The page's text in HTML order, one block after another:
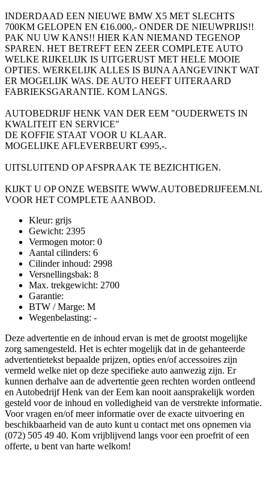
INDERDAAD EEN NIEUWE BMW X5 MET SLECHTS
700KM GELOPEN EN €16.000,- ONDER DE NIEUWPRIJS!!
PAK NU UW KANS!! HIER KAN NIEMAND TEGENOP
SPAREN. HET BETREFT EEN ZEER COMPLETE AUTO
WELKE RIJKELIJK IS UITGERUST MET HELE MOOIE
OPTIES. WERKELIJK ALLES IS BIJNA AANGEVINKT WAT
ER MOGELIJK WAS. DE AUTO HEEFT UITERAARD
FABRIEKSGARANTIE. KOM LANGS.
AUTOBEDRIJF HENK VAN DER EEM "OUDERWETS IN
KWALITEIT EN SERVICE"
DE KOFFIE STAAT VOOR U KLAAR.
MOGELIJKE AFLEVERBEURT €995,-.
UITSLUITEND OP AFSPRAAK TE BEZICHTIGEN.
KIJKT U OP ONZE WEBSITE WWW.AUTOBEDRIJFEEM.NL
VOOR HET COMPLETE AANBOD.
Kleur: grijs
Gewicht: 2395
Vermogen motor: 0
Aantal cilinders: 6
Cilinder inhoud: 2998
Versnellingsbak: 8
Max. trekgewicht: 2700
Garantie:
BTW / Marge: M
Wegenbelasting: -
Deze advertentie en de inhoud ervan is met de grootst mogelijke
zorg samengesteld. Het is echter mogelijk dat in de gehanteerde
advertentietekst bepaalde prijzen, opties en/of accessoires zijn
vermeld welke niet op deze specifieke auto aanwezig zijn. Er
kunnen derhalve aan de advertentie geen rechten worden ontleend
en Autobedrijf Henk van der Eem kan nooit aansprakelijk worden
gesteld voor de inhoud en volledigheid van de verstrekte informatie.
Voor vragen en/of meer informatie over de exacte uitvoering en
beschikbaarheid van de auto kunt u contact met ons opnemen via
(072) 505 49 40. Kom vrijblijvend langs voor een proefrit of een
offerte, u bent van harte welkom!